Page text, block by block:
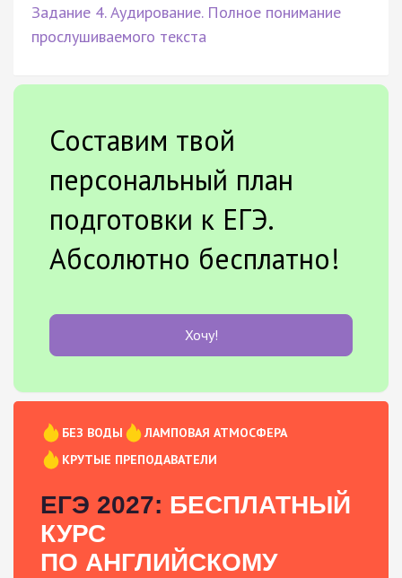
Задание 4. Аудирование. Полное понимание
прослушиваемого текста
Составим твой
персональный план
подготовки к ЕГЭ.
Абсолютно бесплатно!
Хочу!
БЕЗ ВОДЫ
ЛАМПОВАЯ АТМОСФЕРА
КРУТЫЕ ПРЕПОДАВАТЕЛИ
ЕГЭ 2027: БЕСПЛАТНЫЙ
КУРС
ПО АНГЛИЙСКОМУ